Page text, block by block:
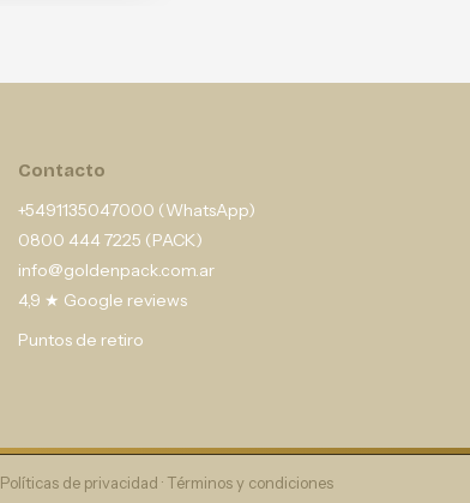
Contacto
+5491135047000 (WhatsApp)
0800 444 7225 (PACK)
info@goldenpack.com.ar
4,9 ★ Google reviews
Puntos de retiro
Políticas de privacidad · Términos y condiciones